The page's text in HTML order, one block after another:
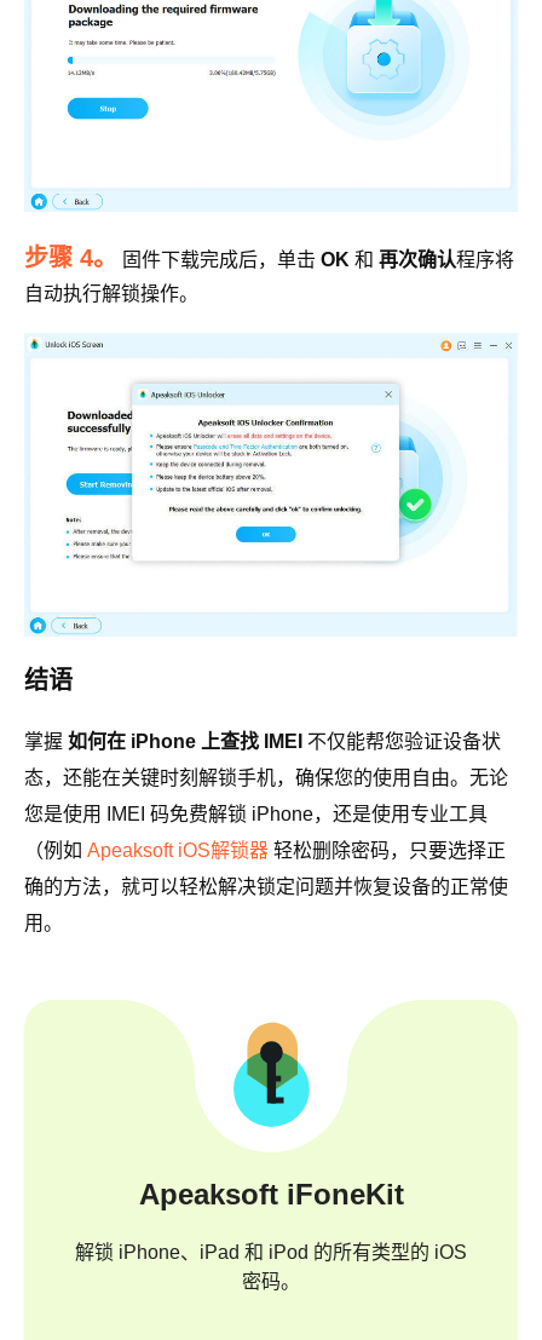
步骤 4。 固件下载完成后，单击 OK 和 再次确认程序将
自动执行解锁操作。
结语
掌握 如何在 iPhone 上查找 IMEI 不仅能帮您验证设备状
态，还能在关键时刻解锁手机，确保您的使用自由。无论
您是使用 IMEI 码免费解锁 iPhone，还是使用专业工具
（例如 Apeaksoft iOS解锁器 轻松删除密码，只要选择正
确的方法，就可以轻松解决锁定问题并恢复设备的正常使
用。
Apeaksoft iFoneKit
解锁 iPhone、iPad 和 iPod 的所有类型的 iOS
密码。